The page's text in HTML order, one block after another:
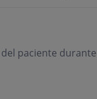
paciente